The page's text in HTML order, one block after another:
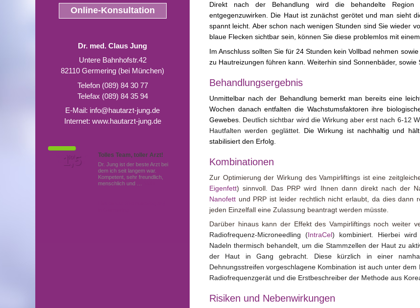
Online-Konsultation
Dr. med. Claus Jung
Untere Bahnhofstr.42
82110 Germering (bei München)
Telefon (089) 84 30 77
Telefax (089) 84 35 94
E-Mail: info@hautarzt-jung.de
Internet: www.hautarzt-jung.de
Tolles Team, toller Arzt!
Dr. Jung ist der beste Arzt bei
dem ich seit langem war.
Kompetent, sehr freundlich,
menschlich und …
Von Patienten
bewertet mit
Note
1,5
Direkt nach der Behandlung wird die behandelte Region
entgegenzuwirken. Die Haut ist zunächst gerötet und man sieht
spannt leicht. Aber schon nach wenigen Stunden sind Sie wieder
blaue Flecken sichtbar sein, können Sie diese problemlos mit
Im Anschluss sollten Sie für 24 Stunden kein Vollbad nehmen
zu Hautreizungen führen kann. Weiterhin sind Sonnenbäder,
Behandlungsergebnis
Unmittelbar nach der Behandlung bemerkt man bereits eine
Wochen danach entfalten die Wachstumsfaktoren ihre
Gewebes. Deutlich sichtbar wird die Wirkung aber erst nach 6-12
Hautfalten werden geglättet.
Die Wirkung ist nachhaltig und
stabilisiert den Erfolg.
Kombinationen
Zur Optimierung der Wirkung des Vampirliftings ist eine
Eigenfett) sinnvoll. Das PRP wird Ihnen dann direkt nach der
Nanofett und PRP ist leider rechtlich nicht erlaubt, da dies dann
jeden Einzelfall eine Zulassung beantragt werden müsste.
Darüber hinaus kann der Effekt des Vampirliftings noch weiter
Radiofrequenz-Microneedling (IntraCel) kombiniert. Hierbei
Nadeln thermisch behandelt, um die Stammzellen der Haut zu
der Haut in Gang gebracht. Diese kürzlich in einer
Dehnungsstreifen vorgeschlagene Kombination ist auch unter
Radiofrequenzgerät und die Erstbeschreiber der Methode aus
Risiken und Nebenwirkungen